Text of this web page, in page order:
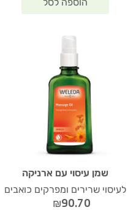
שמן עיסוי עם ארניקה
לעיסוי שרירים ומפרקים כואבים
₪90.70